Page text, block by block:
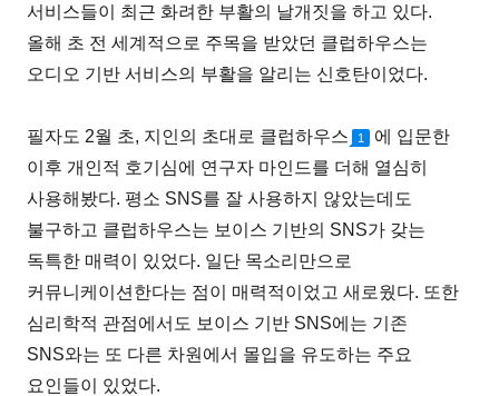
서비스들이 최근 화려한 부활의 날개짓을 하고 있다.
올해 초 전 세계적으로 주목을 받았던 클럽하우스는
오디오 기반 서비스의 부활을 알리는 신호탄이었다.
필자도 2월 초, 지인의 초대로 클럽하우스 1
에 입문한
이후 개인적 호기심에 연구자 마인드를 더해 열심히
사용해봤다. 평소 SNS를 잘 사용하지 않았는데도
불구하고 클럽하우스는 보이스 기반의 SNS가 갖는
독특한 매력이 있었다. 일단 목소리만으로
커뮤니케이션한다는 점이 매력적이었고 새로웠다. 또한
심리학적 관점에서도 보이스 기반 SNS에는 기존
SNS와는 또 다른 차원에서 몰입을 유도하는 주요
요인들이 있었다.